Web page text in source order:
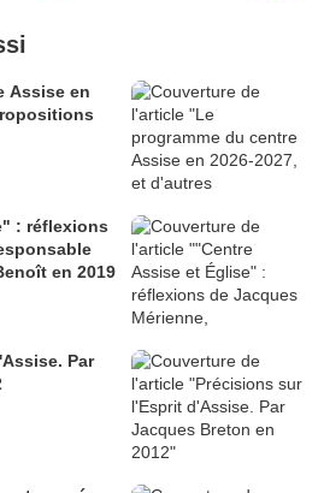
Assise en
: réflexions
en 2019
Par